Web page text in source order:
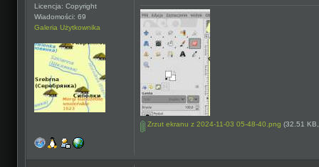
Licencja: Copyright
Wiadomości: 69
Galeria Użytkownika
Zrzut ekranu z 2024-11-03 05-48-40.png (32.51